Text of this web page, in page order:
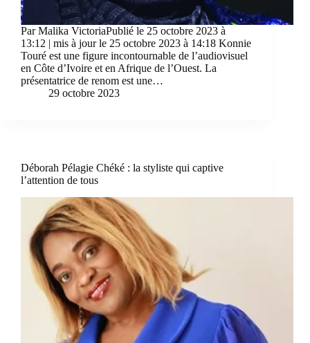
Par Malika VictoriaPublié le 25 octobre 2023 à
13:12 | mis à jour le 25 octobre 2023 à 14:18 Konnie
Touré est une figure incontournable de l’audiovisuel
en Côte d’Ivoire et en Afrique de l’Ouest. La
présentatrice de renom est une…
29 octobre 2023
Déborah Pélagie Chéké : la styliste qui captive
l’attention de tous